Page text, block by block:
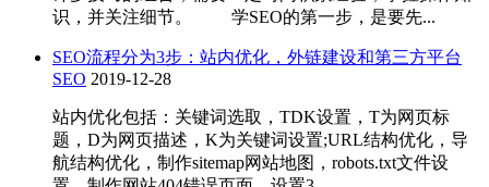
识，并关注细节。 学SEO的第一步，是要先...
SEO流程分为3步：站内优化，外链建设和第三方平台
SEO 2019-12-28
站内优化包括：关键词选取，TDK设置，T为网页标
题，D为网页描述，K为关键词设置;URL结构优化，导
航结构优化，制作sitemap网站地图，robots.txt文件设